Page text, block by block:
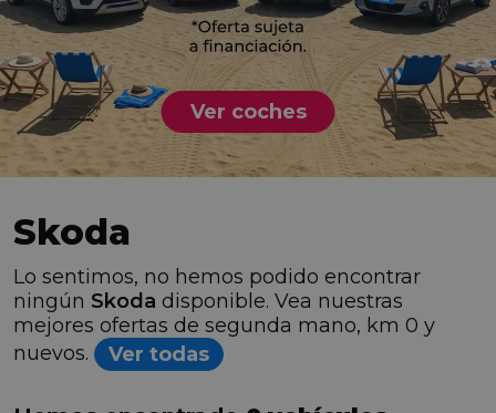
Ver coches
Skoda
Lo sentimos, no hemos podido encontrar
ningún Skoda disponible. Vea nuestras
mejores ofertas de segunda mano, km 0 y
nuevos.
Ver todas